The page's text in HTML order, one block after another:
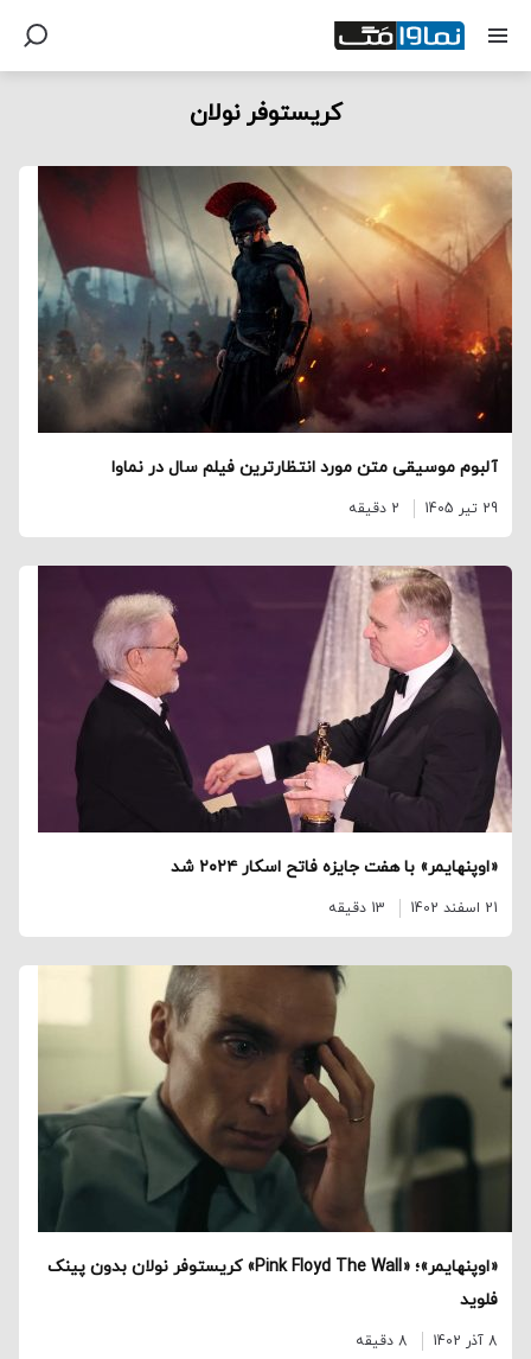
کریستوفر نولان
آلبوم موسیقی متن مورد انتظارترین فیلم سال در نماوا
29 تیر 1405 2 دقیقه
«اوپنهایمر» با هفت جایزه فاتح اسکار ۲۰۲۴ شد
21 اسفند 1402 13 دقیقه
«اوپنهایمر»؛ «Pink Floyd The Wall» کریستوفر نولان بدون پینک
فلوید
8 آذر 1402 8 دقیقه